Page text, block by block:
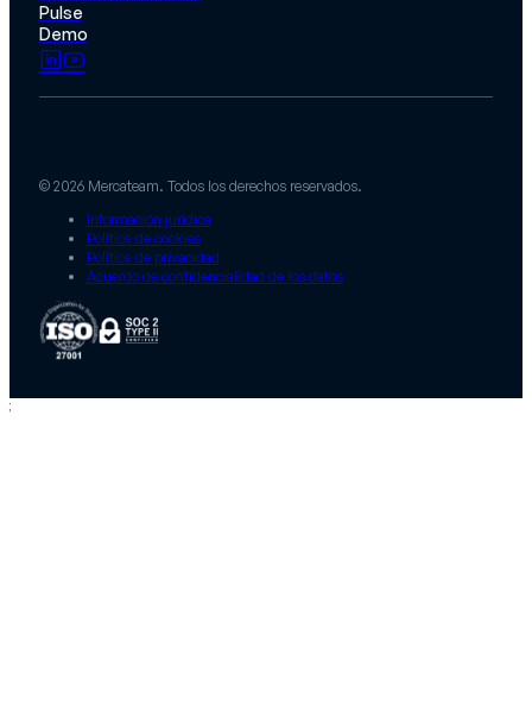
Pulse
Demo
© 2026 Mercateam. Todos los derechos reservados.
Información jurídica
Política de cookies
Política de privacidad
Acuerdo de confidencialidad de los datos
;